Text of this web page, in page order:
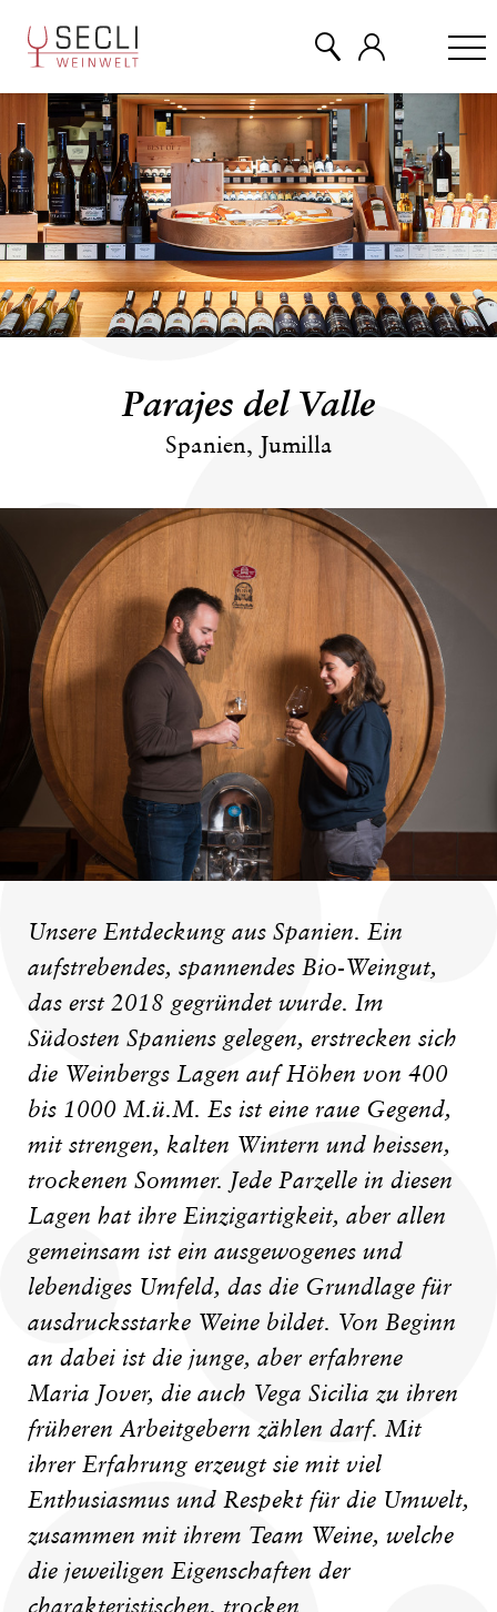
Parajes del Valle
Spanien, Jumilla
Unsere Entdeckung aus Spanien. Ein
aufstrebendes, spannendes Bio-Weingut,
das erst 2018 gegründet wurde. Im
Südosten Spaniens gelegen, erstrecken sich
die Weinbergs Lagen auf Höhen von 400
bis 1000 M.ü.M. Es ist eine raue Gegend,
mit strengen, kalten Wintern und heissen,
trockenen Sommer. Jede Parzelle in diesen
Lagen hat ihre Einzigartigkeit, aber allen
gemeinsam ist ein ausgewogenes und
lebendiges Umfeld, das die Grundlage für
ausdrucksstarke Weine bildet. Von Beginn
an dabei ist die junge, aber erfahrene
Maria Jover, die auch Vega Sicilia zu ihren
früheren Arbeitgebern zählen darf. Mit
ihrer Erfahrung erzeugt sie mit viel
Enthusiasmus und Respekt für die Umwelt,
zusammen mit ihrem Team Weine, welche
die jeweiligen Eigenschaften der
charakteristischen, trocken
WEINE
CHAMPAGNER
& MEHR
ÜBER UNS